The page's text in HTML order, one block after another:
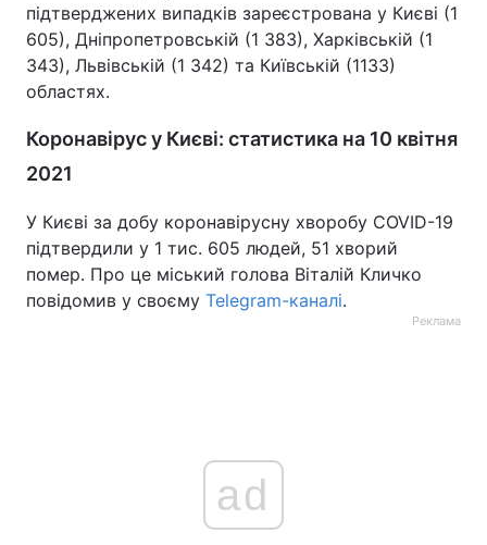
підтверджених випадків зареєстрована у Києві (1
605), Дніпропетровській (1 383), Харківській (1
343), Львівській (1 342) та Київській (1133)
областях.
Коронавірус у Києві: статистика на 10 квітня
2021
У Києві за добу коронавірусну хворобу COVID-19
підтвердили у 1 тис. 605 людей, 51 хворий
помер. Про це міський голова Віталій Кличко
повідомив у своєму Telegram-каналі.
Реклама
ad